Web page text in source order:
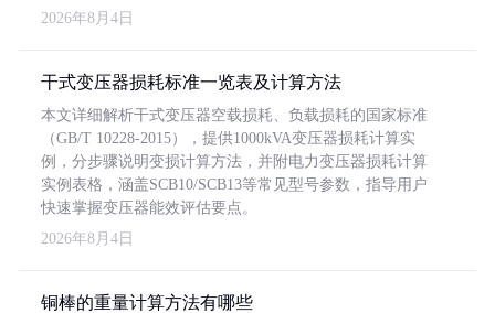
2026年8月4日
干式变压器损耗标准一览表及计算方法
本文详细解析干式变压器空载损耗、负载损耗的国家标准
（GB/T 10228-2015），提供1000kVA变压器损耗计算实
例，分步骤说明变损计算方法，并附电力变压器损耗计算
实例表格，涵盖SCB10/SCB13等常见型号参数，指导用户
快速掌握变压器能效评估要点。
2026年8月4日
铜棒的重量计算方法有哪些